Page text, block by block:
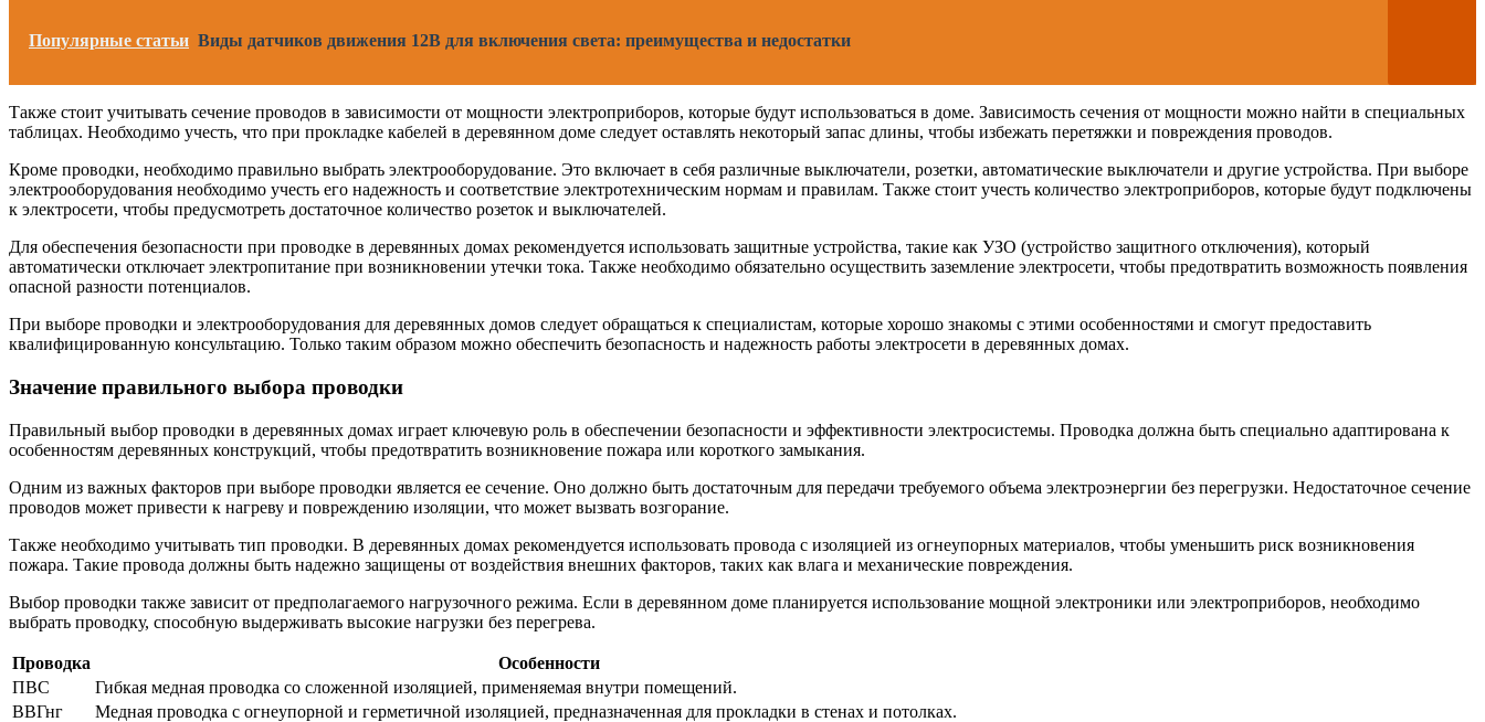
Популярные статьи Виды датчиков движения 12В для включения света: преимущества и недостатки
Также стоит учитывать сечение проводов в зависимости от мощности электроприборов, которые будут использоваться в доме. Зависимость сечения от мощности можно найти в специальных
таблицах. Необходимо учесть, что при прокладке кабелей в деревянном доме следует оставлять некоторый запас длины, чтобы избежать перетяжки и повреждения проводов.
Кроме проводки, необходимо правильно выбрать электрооборудование. Это включает в себя различные выключатели, розетки, автоматические выключатели и другие устройства. При выборе
электрооборудования необходимо учесть его надежность и соответствие электротехническим нормам и правилам. Также стоит учесть количество электроприборов, которые будут подключены
к электросети, чтобы предусмотреть достаточное количество розеток и выключателей.
Для обеспечения безопасности при проводке в деревянных домах рекомендуется использовать защитные устройства, такие как УЗО (устройство защитного отключения), который
автоматически отключает электропитание при возникновении утечки тока. Также необходимо обязательно осуществить заземление электросети, чтобы предотвратить возможность появления
опасной разности потенциалов.
При выборе проводки и электрооборудования для деревянных домов следует обращаться к специалистам, которые хорошо знакомы с этими особенностями и смогут предоставить
квалифицированную консультацию. Только таким образом можно обеспечить безопасность и надежность работы электросети в деревянных домах.
Значение правильного выбора проводки
Правильный выбор проводки в деревянных домах играет ключевую роль в обеспечении безопасности и эффективности электросистемы. Проводка должна быть специально адаптирована к
особенностям деревянных конструкций, чтобы предотвратить возникновение пожара или короткого замыкания.
Одним из важных факторов при выборе проводки является ее сечение. Оно должно быть достаточным для передачи требуемого объема электроэнергии без перегрузки. Недостаточное сечение
проводов может привести к нагреву и повреждению изоляции, что может вызвать возгорание.
Также необходимо учитывать тип проводки. В деревянных домах рекомендуется использовать провода с изоляцией из огнеупорных материалов, чтобы уменьшить риск возникновения
пожара. Такие провода должны быть надежно защищены от воздействия внешних факторов, таких как влага и механические повреждения.
Выбор проводки также зависит от предполагаемого нагрузочного режима. Если в деревянном доме планируется использование мощной электроники или электроприборов, необходимо
выбрать проводку, способную выдерживать высокие нагрузки без перегрева.
Проводка
Особенности
ПВС
Гибкая медная проводка со сложенной изоляцией, применяемая внутри помещений.
ВВГнг
Медная проводка с огнеупорной и герметичной изоляцией, предназначенная для прокладки в стенах и потолках.